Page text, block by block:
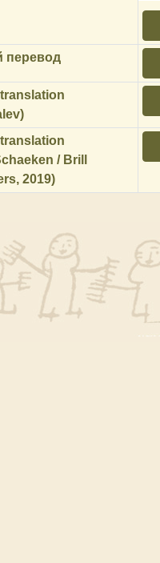
перевод
/ Brill
2019)